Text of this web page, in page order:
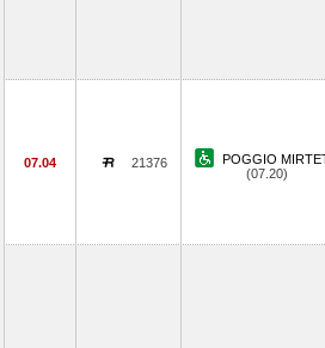
07.04 21376
POGGIO
(07.20)